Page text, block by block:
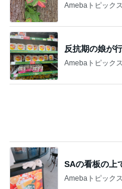
Amebaトピックス
反抗期の娘が
Amebaトピックス
SAの看板の上
Amebaトピックス